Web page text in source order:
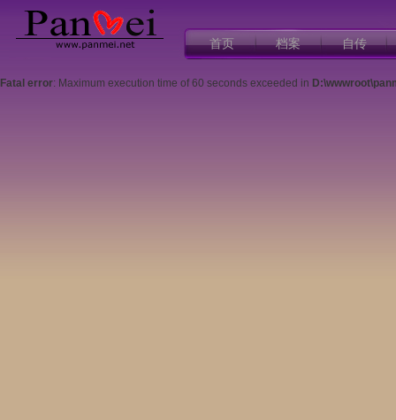
首页 档案 自传
Fatal error: Maximum execution time of 60 seconds exceeded in